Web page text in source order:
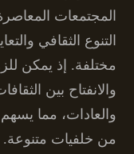
المجتمعات
التنوع الثقافي
مختلفة. إذ يمكن
والانفتاح بين
والعادات، مما
من خلفيات متنوعة.